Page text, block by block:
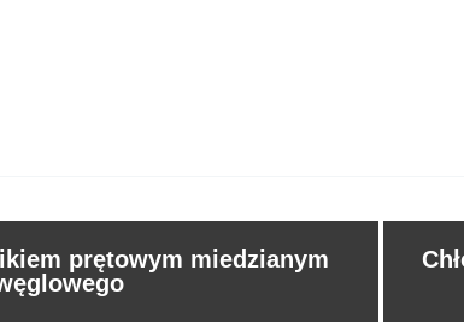
prętowym miedzianym